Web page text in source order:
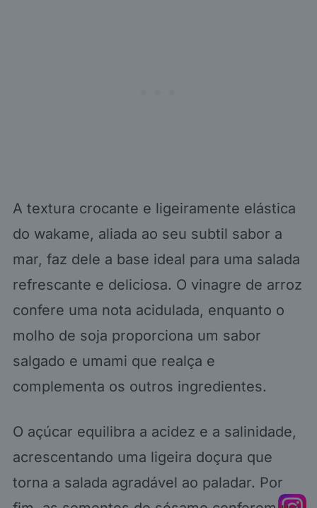
A textura crocante e ligeiramente elástica
do wakame, aliada ao seu subtil sabor a
mar, faz dele a base ideal para uma salada
refrescante e deliciosa. O vinagre de arroz
confere uma nota acidulada, enquanto o
molho de soja proporciona um sabor
salgado e umami que realça e
complementa os outros ingredientes.
O açúcar equilibra a acidez e a salinidade,
acrescentando uma ligeira doçura que
torna a salada agradável ao paladar. Por